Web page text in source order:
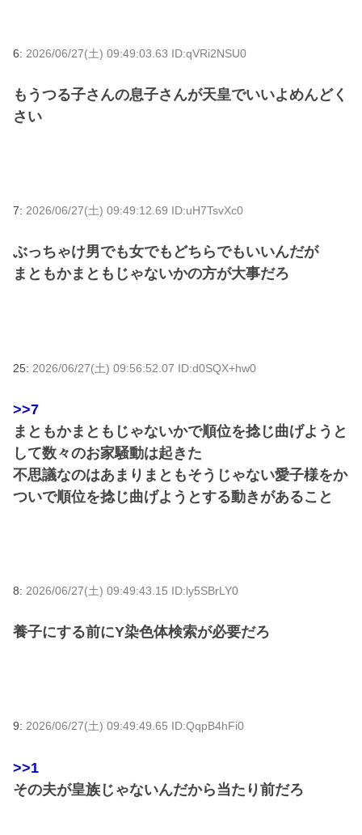
6: 2026/06/27(土) 09:49:03.63 ID:qVRi2NSU0
もうつる子さんの息子さんが天皇でいいよめんどく
さい
7: 2026/06/27(土) 09:49:12.69 ID:uH7TsvXc0
ぶっちゃけ男でも女でもどちらでもいいんだが
まともかまともじゃないかの方が大事だろ
25: 2026/06/27(土) 09:56:52.07 ID:d0SQX+hw0
>>7
まともかまともじゃないかで順位を捻じ曲げようと
して数々のお家騒動は起きた
不思議なのはあまりまともそうじゃない愛子様をか
ついで順位を捻じ曲げようとする動きがあること
8: 2026/06/27(土) 09:49:43.15 ID:ly5SBrLY0
養子にする前にY染色体検索が必要だろ
9: 2026/06/27(土) 09:49:49.65 ID:QqpB4hFi0
>>1
その夫が皇族じゃないんだから当たり前だろ